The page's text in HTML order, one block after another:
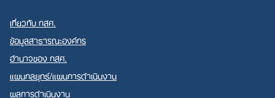
เกี่ยวกับ กสศ.
ข้อมูลสาธารณะองค์กร
อำนาจของ กสศ.
แผนกลยุทธ์/แผนการดำเนินงาน
ผลการดำเนินงาน